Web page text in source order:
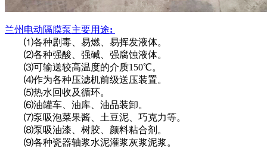
兰州 电动隔膜泵主要用途:
⑴各种剧毒、易燃、易挥发液体。
⑵各种强酸、强碱、强腐蚀液体。
⑶可输送较高温度的介质150℃。
⑷作为各种压滤机前级送压装置。
⑸热水回收及循环。
⑹油罐车、油库、油品装卸。
⑺泵吸泡菜果酱、土豆泥、巧克力等。
⑻泵吸油漆、树胶、颜料粘合剂。
⑼各种瓷器轴浆水泥灌浆灰浆泥浆。